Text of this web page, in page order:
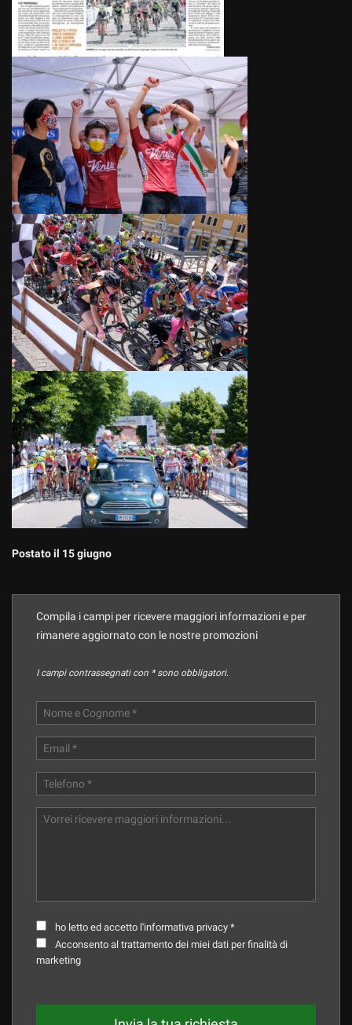
Postato il 15 giugno
Compila i campi per ricevere maggiori informazioni e per
rimanere aggiornato con le nostre promozioni
I campi contrassegnati con * sono obbligatori.
ho letto ed accetto l'informativa privacy *
Acconsento al trattamento dei miei dati per finalità di
marketing